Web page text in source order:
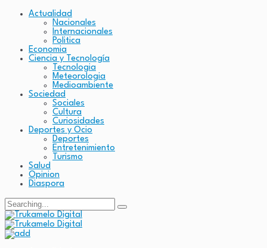
Actualidad
Nacionales
Internacionales
Politica
Economia
Ciencia y Tecnología
Tecnologia
Meteorologia
Medioambiente
Sociedad
Sociales
Cultura
Curiosidades
Deportes y Ocio
Deportes
Entretenimiento
Turismo
Salud
Opinion
Diaspora
Search
for: